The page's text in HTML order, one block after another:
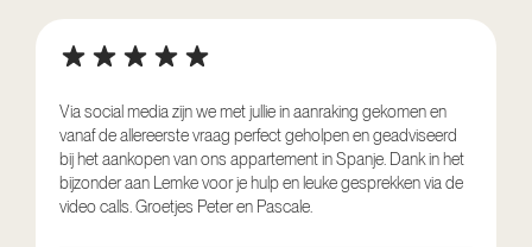
Via social media zijn we met jullie in aanraking gekomen en
vanaf de allereerste vraag perfect geholpen en geadviseerd
bij het aankopen van ons appartement in Spanje. Dank in het
bijzonder aan Lemke voor je hulp en leuke gesprekken via de
video calls. Groetjes Peter en Pascale.